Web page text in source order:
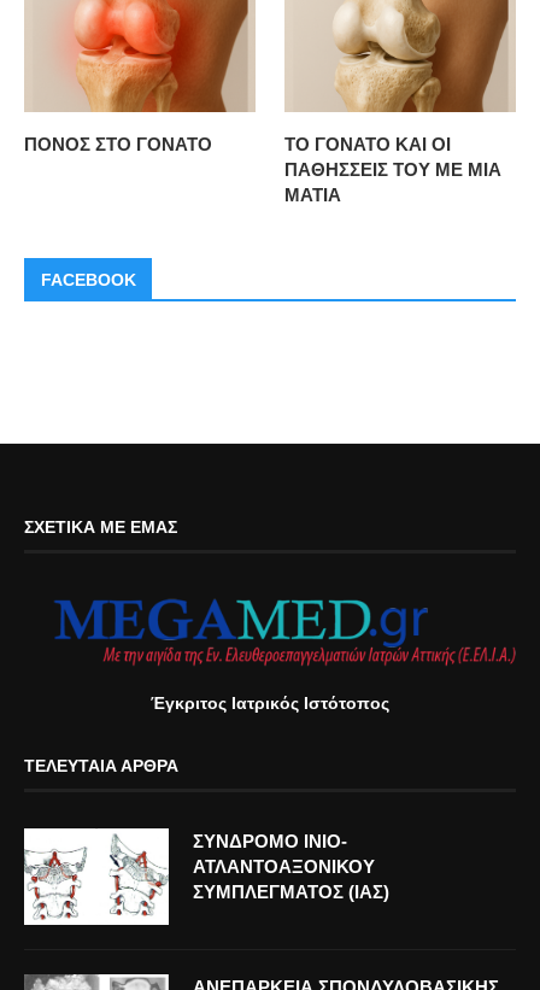
ΠΟΝΟΣ ΣΤΟ ΓΟΝΑΤΟ
ΤΟ ΓΟΝΑΤΟ ΚΑΙ ΟΙ
ΠΑΘΗΣΣΕΙΣ ΤΟΥ ΜΕ ΜΙΑ
ΜΑΤΙΑ
FACEBOOK
ΣΧΕΤΙΚΆ ΜΕ ΕΜΆΣ
Έγκριτος Ιατρικός Ιστότοπος
ΤΕΛΕΥΤΑΊΑ ΆΡΘΡΑ
ΣΥΝΔΡΟΜΟ ΙΝΙΟ-
ΑΤΛΑΝΤΟΑΞΟΝΙΚΟΥ
ΣΥΜΠΛΕΓΜΑΤΟΣ (ΙΑΣ)